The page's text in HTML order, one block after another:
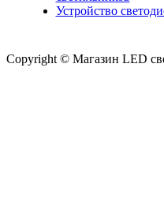
Устройство
Copyright © Магазин LED